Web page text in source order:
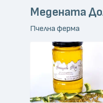
Медената
Пчелна ферма